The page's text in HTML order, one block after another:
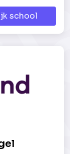
school